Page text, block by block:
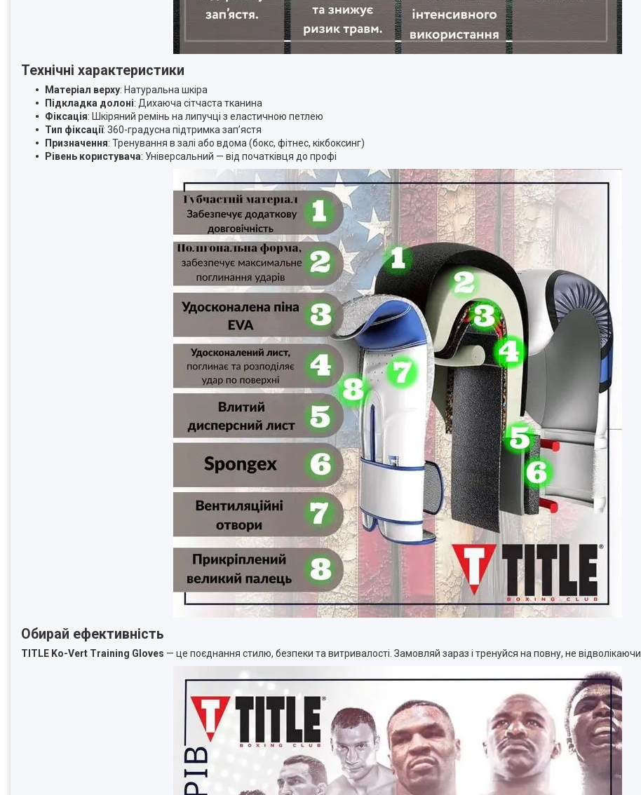
Технічні характеристики
Матеріал верху: Натуральна шкіра
Підкладка долоні: Дихаюча сітчаста тканина
Фіксація: Шкіряний ремінь на липучці з еластичною петлею
Тип фіксації: 360-градусна підтримка зап’ястя
Призначення: Тренування в залі або вдома (бокс, фітнес, кікбоксинг)
Рівень користувача: Універсальний — від початківця до профі
Обирай ефективність
TITLE Ko-Vert Training Gloves — це поєднання стилю, безпеки та витривалості. Замовляй зараз і тренуйся на повну, не